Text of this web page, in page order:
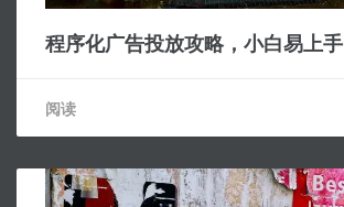
程序化广告投放攻略，小白易上手
阅读